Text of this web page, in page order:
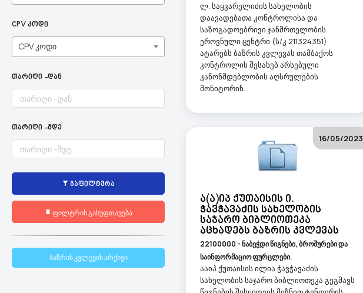
CPV კოდი
CPV კოდი
თარიღი -დან
თარიღი -მდე
გაფილტვრა
ფილტრის გასუფთავება
ბაზრის კვლევის არქივი
ლ. საყვარელიძის სახელობის
დაავადებათა კონტროლისა და
საზოგადოებრივი ჯანმრთელობის
ეროვნული ცენტრი (ს/კ 211324351)
ატარებს ბაზრის კვლევას თამბაქოს
კონტროლის შესახებ არსებული
კანონმდებლობის აღსრულების
მონიტორინ...
Ა(ა)იპ Ქუთაისის Ი.
Ჭავჭავაძის Სახელობის
Საჯარო Ბიბლიოთეკა
Აცხადებს Ბაზრის Კვლევას
22100000 - ნაბეჭდი წიგნები, ბროშურები და
საინფორმაციო ფურცლები.
16/05/2023
ააიპ ქუთაისის ილია ჭავჭავაძის
სახელობის საჯარო ბიბლიოთეკა გეგმავს